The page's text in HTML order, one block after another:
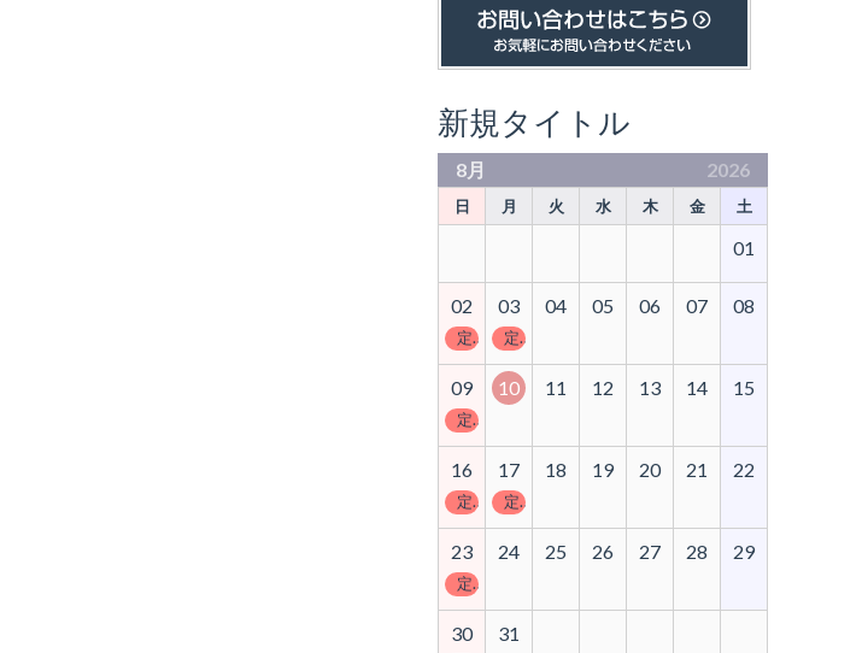
新規タイトル
8月 2026
日 月 火 水 木 金 土
01
02
定休日
03
定休日
04 05 06 07 08
09
定休日
10 11 12 13 14 15
16
定休日
17
定休日
18 19 20 21 22
23
定休日
24 25 26 27 28 29
30 31